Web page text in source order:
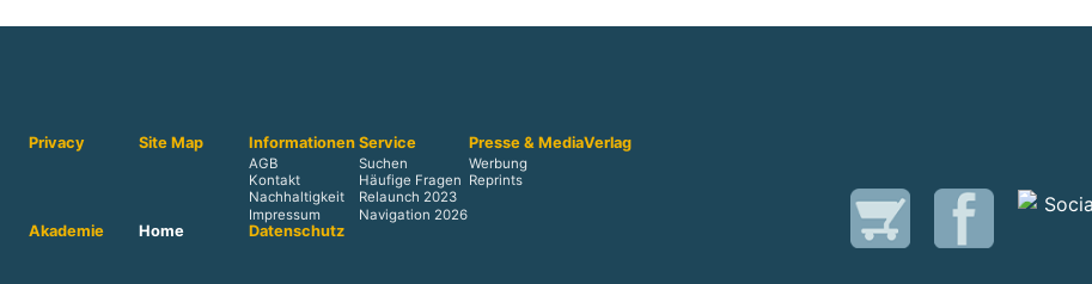
Privacy Site Map Informationen
AGB
Kontakt
Nachhaltigkeit
Impressum
Service
Suchen
Häufige Fragen
Relaunch 2023
Navigation 2026
Presse & Media
Werbung
Reprints
Verlag
Akademie Home Datenschutz